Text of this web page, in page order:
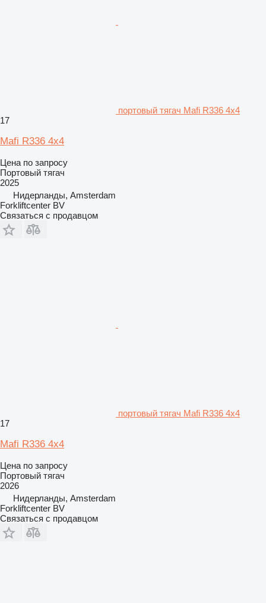
портовый тягач Mafi R336 4x4
17
Mafi R336 4x4
Цена по запросу
Портовый тягач
2025
Нидерланды, Amsterdam
Forkliftcenter BV
Связаться с продавцом
портовый тягач Mafi R336 4x4
17
Mafi R336 4x4
Цена по запросу
Портовый тягач
2026
Нидерланды, Amsterdam
Forkliftcenter BV
Связаться с продавцом